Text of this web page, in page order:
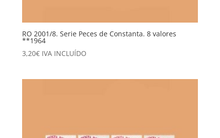
RO 2001/8. Serie Peces de Constanta. 8 valores
**1964
3,20€ IVA INCLUÍDO